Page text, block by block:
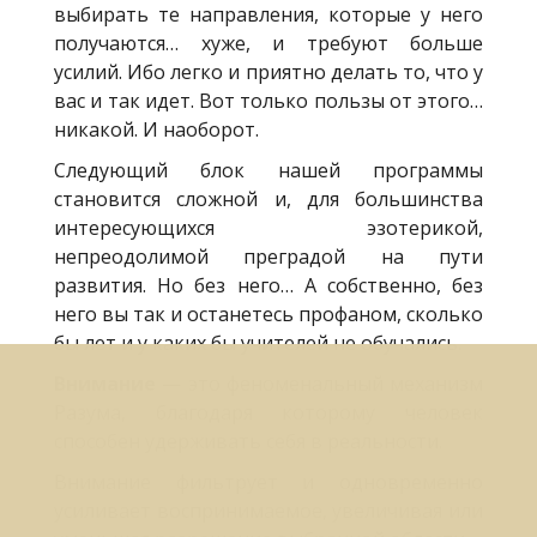
выбирать те направления, которые у него
получаются… хуже, и требуют больше
усилий. Ибо легко и приятно делать то, что у
вас и так идет. Вот только пользы от этого…
никакой. И наоборот.
Следующий блок нашей программы
становится сложной и, для большинства
интересующихся эзотерикой,
непреодолимой преградой на пути
развития. Но без него… А собственно, без
него вы так и останетесь профаном, сколько
бы лет и у каких бы учителей не обучались.